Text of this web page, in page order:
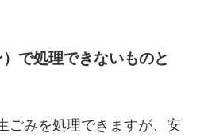
で処理できないものと
ごみを処理できますが、安